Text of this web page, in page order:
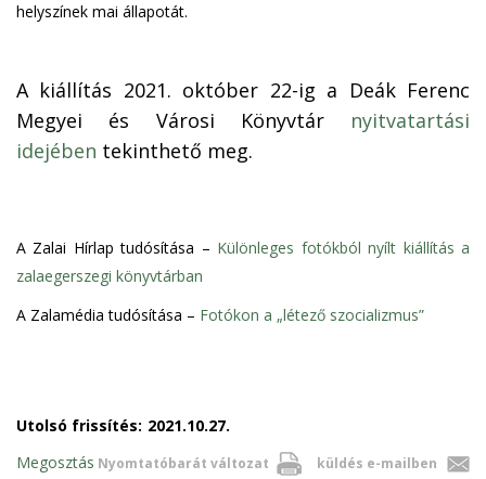
helyszínek mai állapotát.
A kiállítás 2021. október 22-ig a Deák Ferenc
Megyei és Városi Könyvtár nyitvatartási
idejében tekinthető meg.
A Zalai Hírlap tudósítása – Különleges fotókból nyílt kiállítás a
zalaegerszegi könyvtárban
A Zalamédia tudósítása – Fotókon a „létező szocializmus”
Utolsó frissítés: 2021.10.27.
Nyomtatóbarát változat küldés e-mailben
Megosztás